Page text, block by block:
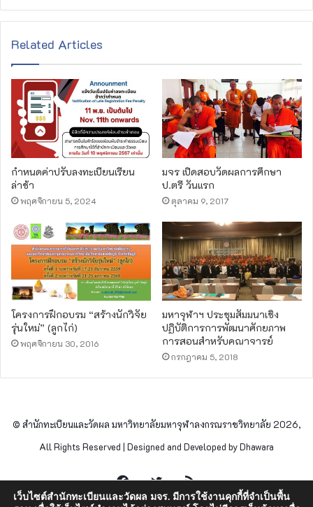
c
k
Related Articles
กำหนดค่าปรับลงทะเบียนเรียน
ล่าช้า
พฤศจิกายน 5, 2024
มจร เปิดสอบวัดผลการศึกษา
ป.ตรี วันแรก
ตุลาคม 9, 2017
โครงการฝึกอบรม “สร้างนักวิจัย
รุ่นใหม่” (ลูกไก่)
พฤศจิกายน 30, 2016
มหาจุฬาฯ ประชุมสัมมนาเชิง
ปฏิบัติการการพัฒนาศักยภาพ
การสอนสำหรับคณาจารย์
กรกฎาคม 5, 2018
© สำนักทะเบียนและวัดผล มหาวิทยาลัยมหาจุฬาลงกรณราชวิทยาลัย 2026,
All Rights Reserved | Designed and Developed by Dhawara
FacebookTwitterRSS
เว็บไซต์สำนักทะเบียนและวัดผล มจร. มีการใช้งานคุกกี้ที่จำเป็นพื้น